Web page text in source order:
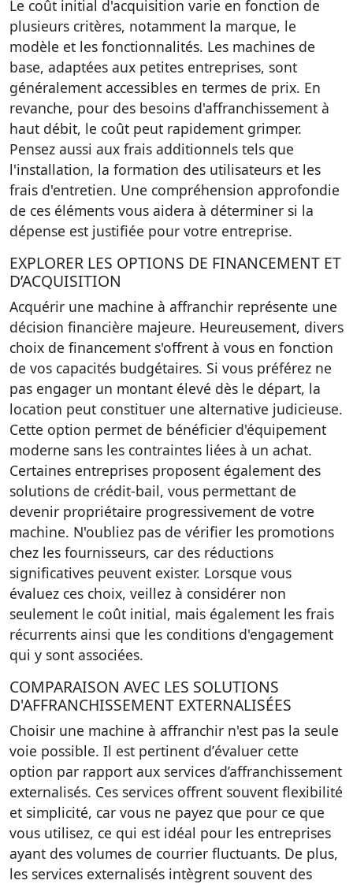
Le coût initial d'acquisition varie en fonction de
plusieurs critères, notamment la marque, le
modèle et les fonctionnalités. Les machines de
base, adaptées aux petites entreprises, sont
généralement accessibles en termes de prix. En
revanche, pour des besoins d'affranchissement à
haut débit, le coût peut rapidement grimper.
Pensez aussi aux frais additionnels tels que
l'installation, la formation des utilisateurs et les
frais d'entretien. Une compréhension approfondie
de ces éléments vous aidera à déterminer si la
dépense est justifiée pour votre entreprise.
EXPLORER LES OPTIONS DE FINANCEMENT ET
D’ACQUISITION
Acquérir une machine à affranchir représente une
décision financière majeure. Heureusement, divers
choix de financement s'offrent à vous en fonction
de vos capacités budgétaires. Si vous préférez ne
pas engager un montant élevé dès le départ, la
location peut constituer une alternative judicieuse.
Cette option permet de bénéficier d'équipement
moderne sans les contraintes liées à un achat.
Certaines entreprises proposent également des
solutions de crédit-bail, vous permettant de
devenir propriétaire progressivement de votre
machine. N'oubliez pas de vérifier les promotions
chez les fournisseurs, car des réductions
significatives peuvent exister. Lorsque vous
évaluez ces choix, veillez à considérer non
seulement le coût initial, mais également les frais
récurrents ainsi que les conditions d'engagement
qui y sont associées.
COMPARAISON AVEC LES SOLUTIONS
D'AFFRANCHISSEMENT EXTERNALISÉES
Choisir une machine à affranchir n'est pas la seule
voie possible. Il est pertinent d’évaluer cette
option par rapport aux services d’affranchissement
externalisés. Ces services offrent souvent flexibilité
et simplicité, car vous ne payez que pour ce que
vous utilisez, ce qui est idéal pour les entreprises
ayant des volumes de courrier fluctuants. De plus,
les services externalisés intègrent souvent des